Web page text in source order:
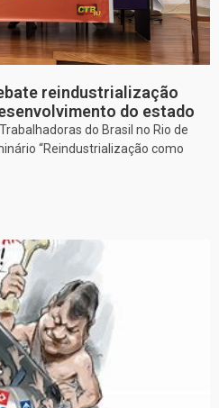
reindustrialização
do estado
do Brasil no Rio de
“Reindustrialização como